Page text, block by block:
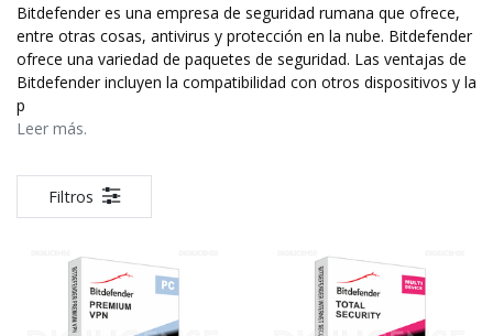
Bitdefender es una empresa de seguridad rumana que ofrece,
entre otras cosas, antivirus y protección en la nube. Bitdefender
ofrece una variedad de paquetes de seguridad. Las ventajas de
Bitdefender incluyen la compatibilidad con otros dispositivos y la
p
Leer más.
Filtros